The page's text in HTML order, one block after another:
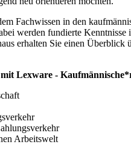
Fachwissen in den
werden fundierte
erhalten Sie einen
Lexware -
Arbeitswelt